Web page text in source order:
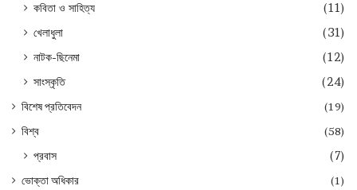
কবিতা ও সাহিত্য
(11)
খেলাধুলা
(31)
নাটক-ছিনেমা
(12)
সাংস্কৃতি
(24)
বিশেষ প্রতিবেদন
(19)
বিশ্ব
(58)
প্রবাস (7)
ভোক্তা অধিকার
(1)